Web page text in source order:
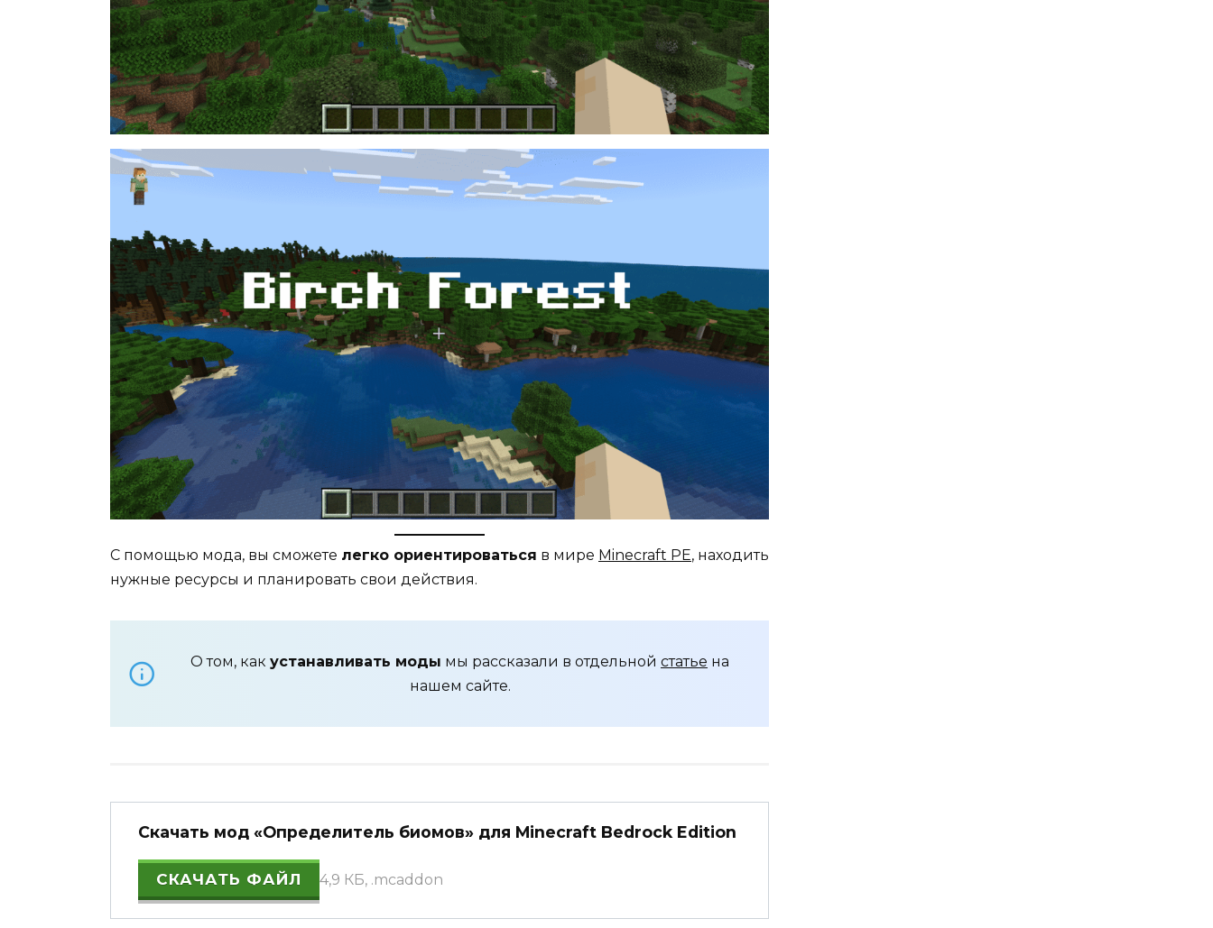
С помощью мода, вы сможете легко ориентироваться в мире Minecraft PE, находить
нужные ресурсы и планировать свои действия.
О том, как устанавливать моды мы рассказали в отдельной статье на
нашем сайте.
Скачать мод «Определитель биомов» для Minecraft Bedrock Edition
СКАЧАТЬ ФАЙЛ 4,9 КБ, .mcaddon